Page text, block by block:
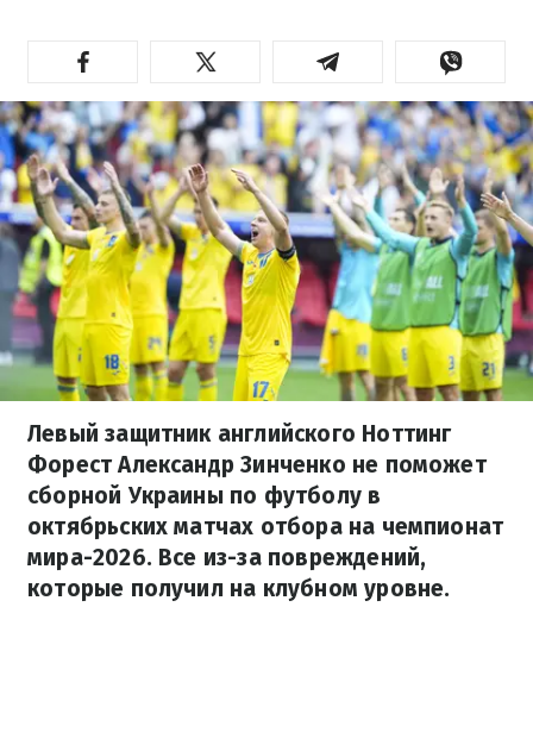
Левый защитник английского Ноттинг
Форест Александр Зинченко не поможет
сборной Украины по футболу в
октябрьских матчах отбора на чемпионат
мира-2026. Все из-за повреждений,
которые получил на клубном уровне.